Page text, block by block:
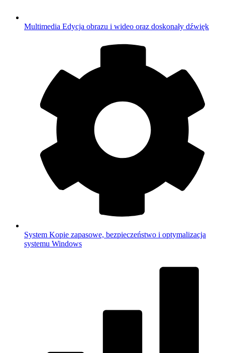
Multimedia Edycja obrazu i wideo oraz doskonały dźwięk
System Kopie zapasowe, bezpieczeństwo i optymalizacja
systemu Windows